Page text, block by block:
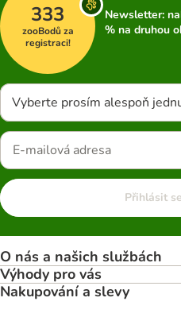
333
zooBodů za
registraci!
Newsletter:
% na druhou
Vyberte prosím alespoň
Přihlásit
O nás a našich službách
Výhody pro vás
Nakupování a slevy